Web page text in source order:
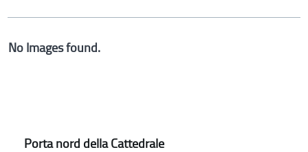
No Images found.
Porta nord della Cattedrale